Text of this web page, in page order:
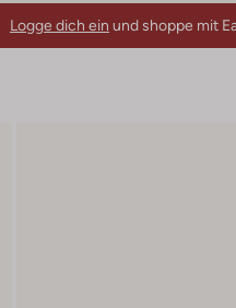
Logge dich ein und shoppe mit